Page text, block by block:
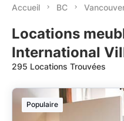
Accueil BC
Locations
International
295 Locations Trouvées
Populaire